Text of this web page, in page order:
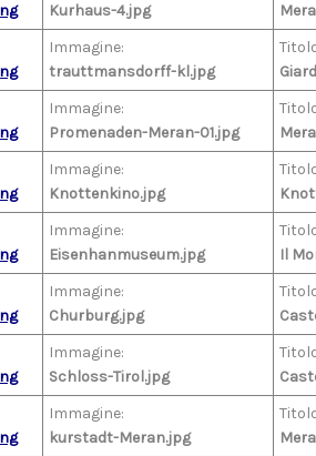
Kurhaus-4.jpg
Immagine:
trauttmansdorff-kl.jpg
Immagine:
Promenaden-Meran-01.jpg
Immagine:
Knottenkino.jpg
Immagine:
Eisenhanmuseum.jpg
Il
Immagine:
Churburg.jpg
Immagine:
Schloss-Tirol.jpg
Immagine:
kurstadt-Meran.jpg